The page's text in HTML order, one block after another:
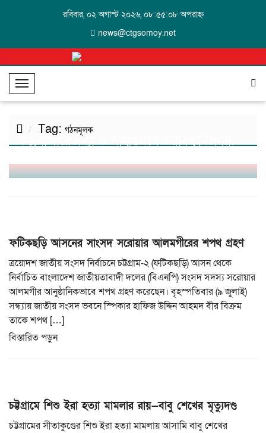
রবিবার, ০২ অগাস্ট ২০২৬, ০৮:৫৫:০৮ অপরাহ্ন
news@ctgsomoy.net
T
o
g
l
N
a
t
i
o
n
Tag: গঠনমূলক
কক্সবাজারে বন্যা ও পাহাড়ধসে ভয়াবহ বিপর্যয়:
ফটিকছড়ি আসনের সাংসদ সরোয়ার আলমগীরের শপথ গ্রহণ
ত্রয়োদশ জাতীয় সংসদ নির্বাচনে চট্টগ্রাম-২ (ফটিকছড়ি) আসন থেকে
নির্বাচিত বাংলাদেশ জাতীয়তাবাদী দলের (বিএনপি) সংসদ সদস্য সরোয়ার
আলমগীর আনুষ্ঠানিকভাবে শপথ গ্রহণ করেছেন। বৃহস্পতিবার (৯ জুলাই)
সন্ধ্যায় জাতীয় সংসদ ভবনে স্পিকার হাফিজ উদ্দিন আহমদ বীর বিক্রম
তাকে শপথ […]
বিস্তারিত পড়ুন
চট্টগ্রামে শিশু ইরা হত্যা মামলার রায়—বাবু শেখের মৃত্যুদণ্ড
চট্টগ্রামের সীতাকুণ্ডের শিশু ইরা হত্যা মামলায় আসামি বাবু শেখের